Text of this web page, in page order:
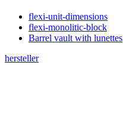
flexi-unit-dimensions
flexi-monolitic-block
Barrel vault with lunettes
hersteller